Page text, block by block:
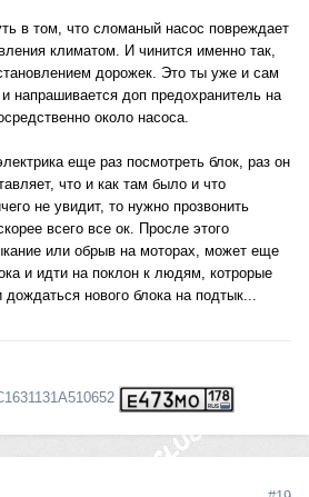
в том, что сломаный насос повреждает
климатом. И чинится именно так,
дорожек. Это ты уже и сам
напрашивается доп предохранитель на
около насоса.
еще раз посмотреть блок, раз он
что и как там было и что
не увидит, то нужно прозвонить
всего все ок. Просле этого
или обрыв на моторах, может еще
и идти на поклон к людям, котрорые
нового блока на подтык...